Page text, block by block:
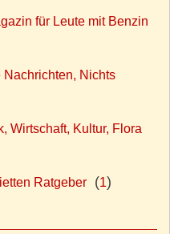
für Leute mit Benzin
Nachrichten, Nichts
Wirtschaft, Kultur, Flora
Ratgeber (1)